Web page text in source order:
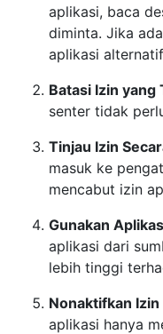
aplikasi, baca
diminta. Jika
aplikasi
Batasi Izin yang
senter tidak
Tinjau Izin
masuk ke
mencabut izin
Gunakan
aplikasi dari
lebih tinggi
Nonaktifkan
aplikasi hanya